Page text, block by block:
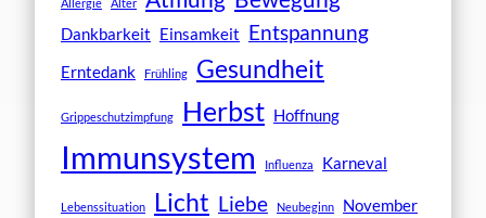
Allergie Alter
Dankbarkeit Einsamkeit Entspannung
Erntedank Frühling Gesundheit
Grippeschutzimpfung Herbst Hoffnung
Immunsystem Influenza Karneval
Lebenssituation Licht Liebe Neubeginn November